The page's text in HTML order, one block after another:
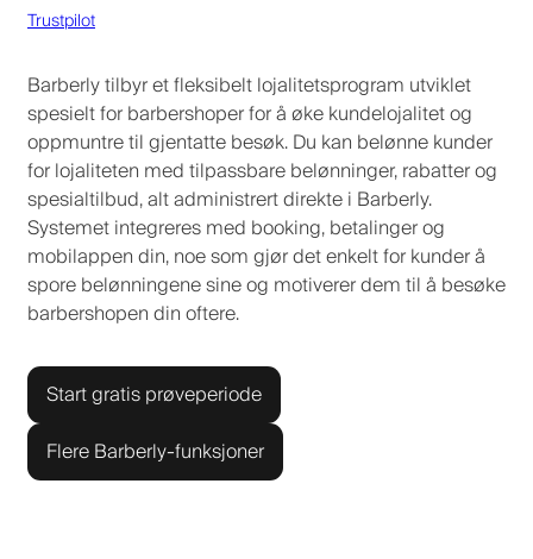
Trustpilot
Barberly tilbyr et fleksibelt lojalitetsprogram utviklet
spesielt for barbershoper for å øke kundelojalitet og
oppmuntre til gjentatte besøk. Du kan belønne kunder
for lojaliteten med tilpassbare belønninger, rabatter og
spesialtilbud, alt administrert direkte i Barberly.
Systemet integreres med booking, betalinger og
mobilappen din, noe som gjør det enkelt for kunder å
spore belønningene sine og motiverer dem til å besøke
barbershopen din oftere.
Start gratis prøveperiode
Flere Barberly-funksjoner